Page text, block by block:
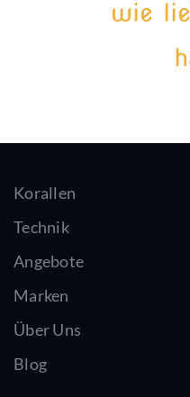
wie
Korallen
Technik
Angebote
Marken
Über Uns
Blog